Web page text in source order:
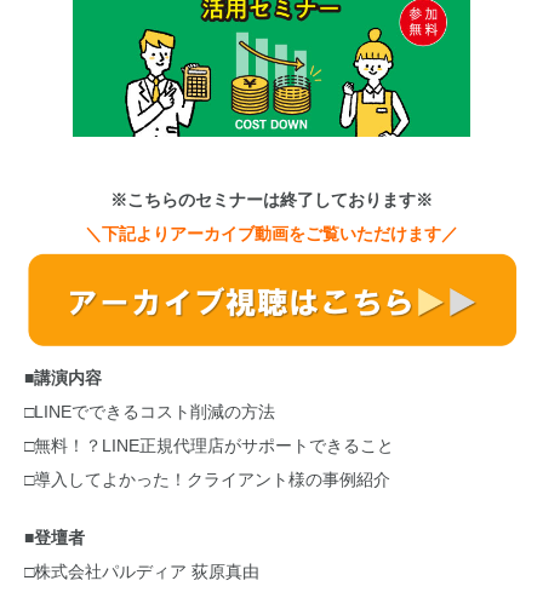
※こちらのセミナーは終了しております※
＼下記よりアーカイブ動画をご覧いただけます／
■講演内容
□LINEでできるコスト削減の方法
□無料！？LINE正規代理店がサポートできること
□導入してよかった！クライアント様の事例紹介
■登壇者
□株式会社パルディア 荻原真由